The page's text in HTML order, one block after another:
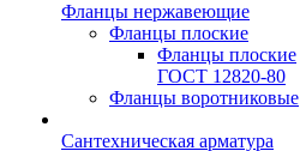
Фланцы нержавеющие
Фланцы плоские
Фланцы плоские
ГОСТ 12820-80
Фланцы воротниковые
Сантехническая арматура